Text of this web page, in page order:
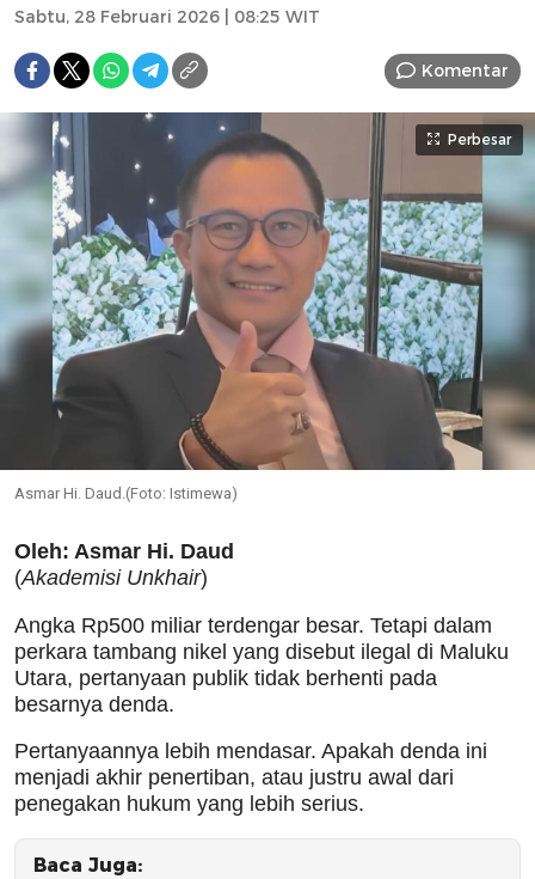
Sabtu, 28 Februari 2026 | 08:25 WIT
Komentar
Perbesar
Asmar Hi. Daud.(Foto: Istimewa)
Oleh: Asmar Hi. Daud
(Akademisi Unkhair)
Angka Rp500 miliar terdengar besar. Tetapi dalam
perkara tambang nikel yang disebut ilegal di Maluku
Utara, pertanyaan publik tidak berhenti pada
besarnya denda.
Pertanyaannya lebih mendasar. Apakah denda ini
menjadi akhir penertiban, atau justru awal dari
penegakan hukum yang lebih serius.
Baca Juga: